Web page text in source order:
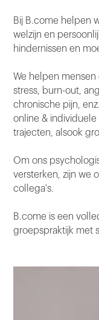
Bij B.come helpen
welzijn en
hindernissen en
We helpen
stress, burn-out,
chronische pijn,
online &
trajecten, alsook
Om ons
versterken, zijn we
collega's.
B.come is een
groepspraktijk met